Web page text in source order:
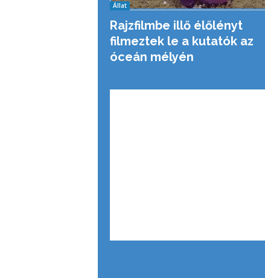
Állat
Rajzfilmbe illő élőlényt
filmeztek le a kutatók az
óceán mélyén